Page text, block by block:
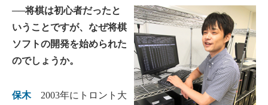
──将棋は初心者だったと
いうことですが、なぜ将棋
ソフトの開発を始められた
のでしょうか。
保木2003年にトロント大